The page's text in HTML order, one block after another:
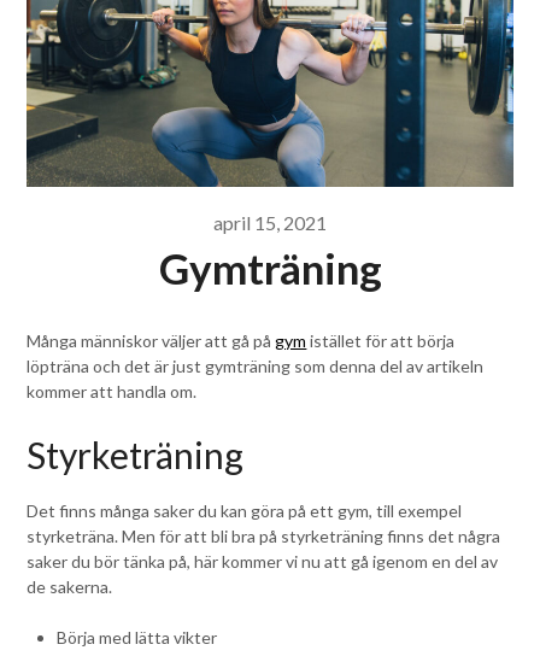
april 15, 2021
Gymträning
Många människor väljer att gå pågym istället för att börja
löpträna och det är just gymträning som denna del av artikeln
kommer att handla om.
Styrketräning
Det finns många saker du kan göra på ett gym, till exempel
styrketräna. Men för att bli bra på styrketräning finns det några
saker du bör tänka på, här kommer vi nu att gå igenom en del av
de sakerna.
Börja med lätta vikter